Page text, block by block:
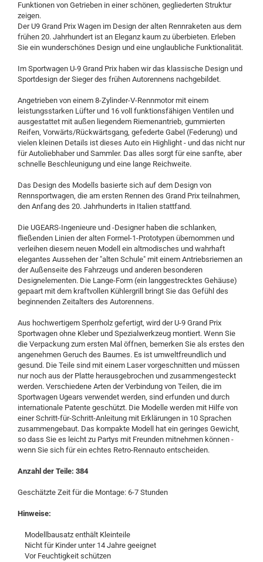
Funktionen von Getrieben in einer schönen, gegliederten Struktur
zeigen.
Der U9 Grand Prix Wagen im Design der alten Rennraketen aus dem
frühen 20. Jahrhundert ist an Eleganz kaum zu überbieten. Erleben
Sie ein wunderschönes Design und eine unglaubliche Funktionalität.
Im Sportwagen U-9 Grand Prix haben wir das klassische Design und
Sportdesign der Sieger des frühen Autorennens nachgebildet.
Angetrieben von einem 8-Zylinder-V-Rennmotor mit einem
leistungsstarken Lüfter und 16 voll funktionsfähigen Ventilen und
ausgestattet mit außen liegendem Riemenantrieb, gummierten
Reifen, Vorwärts/Rückwärtsgang, gefederte Gabel (Federung) und
vielen kleinen Details ist dieses Auto ein Highlight - und das nicht nur
für Autoliebhaber und Sammler. Das alles sorgt für eine sanfte, aber
schnelle Beschleunigung und eine lange Reichweite.
Das Design des Modells basierte sich auf dem Design von
Rennsportwagen, die am ersten Rennen des Grand Prix teilnahmen,
den Anfang des 20. Jahrhunderts in Italien stattfand.
Die UGEARS-Ingenieure und -Designer haben die schlanken,
fließenden Linien der alten Formel-1-Prototypen übernommen und
verleihen diesem neuen Modell ein altmodisches und wahrhaft
elegantes Aussehen der "alten Schule" mit einem Antriebsriemen an
der Außenseite des Fahrzeugs und anderen besonderen
Designelementen. Die Lange-Form (ein langgestrecktes Gehäuse)
gepaart mit dem kraftvollen Kühlergrill bringt Sie das Gefühl des
beginnenden Zeitalters des Autorennens.
Aus hochwertigem Sperrholz gefertigt, wird der U-9 Grand Prix
Sportwagen ohne Kleber und Spezialwerkzeug montiert. Wenn Sie
die Verpackung zum ersten Mal öffnen, bemerken Sie als erstes den
angenehmen Geruch des Baumes. Es ist umweltfreundlich und
gesund. Die Teile sind mit einem Laser vorgeschnitten und müssen
nur noch aus der Platte herausgebrochen und zusammengesteckt
werden. Verschiedene Arten der Verbindung von Teilen, die im
Sportwagen Ugears verwendet werden, sind erfunden und durch
internationale Patente geschützt. Die Modelle werden mit Hilfe von
einer Schritt-für-Schritt-Anleitung mit Erklärungen in 10 Sprachen
zusammengebaut. Das kompakte Modell hat ein geringes Gewicht,
so dass Sie es leicht zu Partys mit Freunden mitnehmen können -
wenn Sie sich für ein echtes Retro-Rennauto entscheiden.
Anzahl der Teile: 384
Geschätzte Zeit für die Montage: 6-7 Stunden
Hinweise:
Modellbausatz enthält Kleinteile
Nicht für Kinder unter 14 Jahre geeignet
Vor Feuchtigkeit schützen